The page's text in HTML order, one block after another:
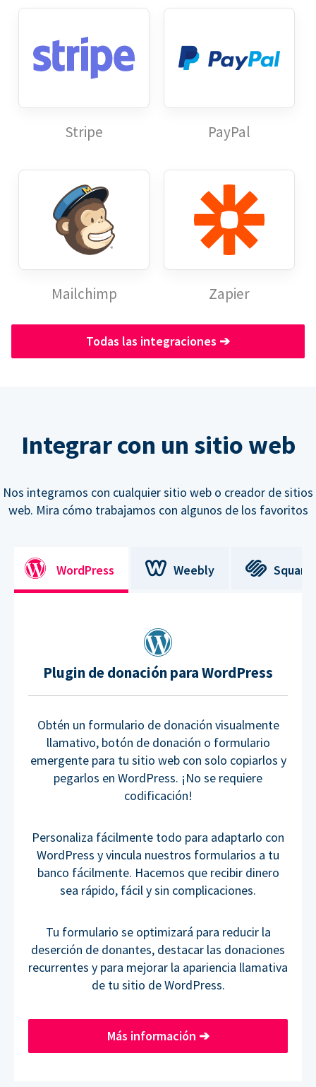
Stripe PayPal
Mailchimp Zapier
Todas las integraciones ➔
Integrar con un sitio web
Nos integramos con cualquier sitio web o creador de sitios
web. Mira cómo trabajamos con algunos de los favoritos
WordPress Weebly
Plugin de donación para WordPress
Obtén un formulario de donación visualmente
llamativo, botón de donación o formulario
emergente para tu sitio web con solo copiarlos y
pegarlos en WordPress. ¡No se requiere
codificación!
Personaliza fácilmente todo para adaptarlo con
WordPress y vincula nuestros formularios a tu
banco fácilmente. Hacemos que recibir dinero
sea rápido, fácil y sin complicaciones.
Tu formulario se optimizará para reducir la
deserción de donantes, destacar las donaciones
recurrentes y para mejorar la apariencia llamativa
de tu sitio de WordPress.
Más información ➔